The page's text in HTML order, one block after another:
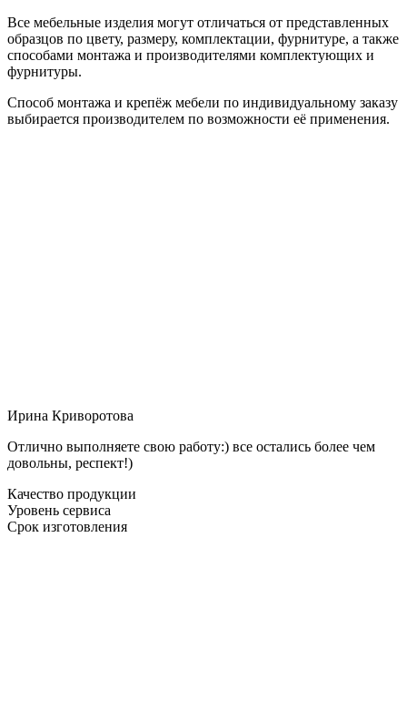
Все мебельные изделия могут отличаться от представленных
образцов по цвету, размеру, комплектации, фурнитуре, а также
способами монтажа и производителями комплектующих и
фурнитуры.
Способ монтажа и крепёж мебели по индивидуальному заказу
выбирается производителем по возможности её применения.
Ирина Криворотова
Отлично выполняете свою работу:) все остались более чем
довольны, респект!)
Качество продукции
Уровень сервиса
Срок изготовления